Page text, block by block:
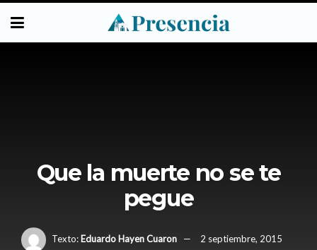
Que la muerte no se te
pegue
Texto: Eduardo Hayen Cuaron 2 septiembre, 2015